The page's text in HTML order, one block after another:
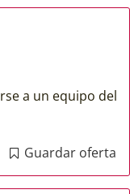
a un equipo del
Guardar oferta